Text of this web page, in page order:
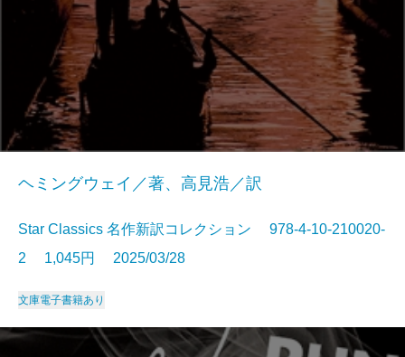
ヘミングウェイ／著、高見浩／訳
Star Classics 名作新訳コレクション 978-4-10-210020-
2 1,045円 2025/03/28
文庫電子書籍あり